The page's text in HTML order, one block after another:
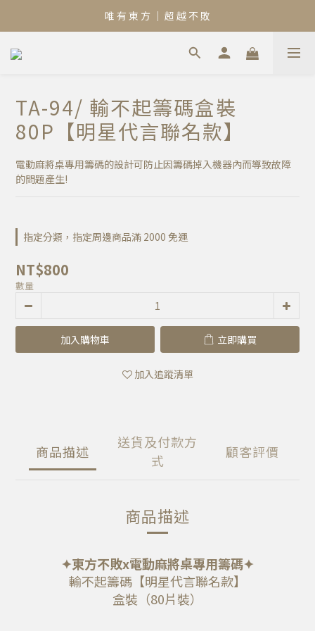
唯 有 東 方 ｜ 超 越 不 敗
TA-94/ 輸不起籌碼盒裝
80P【明星代言聯名款】
電動麻將桌專用籌碼的設計可防止因籌碼掉入機器內而導致故障
的問題產生!
指定分類，指定周邊商品滿 2000 免運
NT$800
數量
加入購物車 立即購買
加入追蹤清單
商品描述
送貨及付款方
式
顧客評價
商品描述
✦東方不敗x電動麻將桌專用籌碼✦
輸不起籌碼【明星代言聯名款】
盒裝（80片裝）